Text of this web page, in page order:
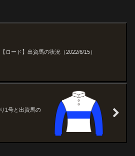
【ロード】出資馬の状況（2022/6/15）
1号と出資馬の